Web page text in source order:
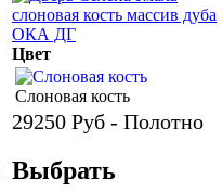
Цвет
Слоновая кость
29250 Руб - Полотно
Выбрать